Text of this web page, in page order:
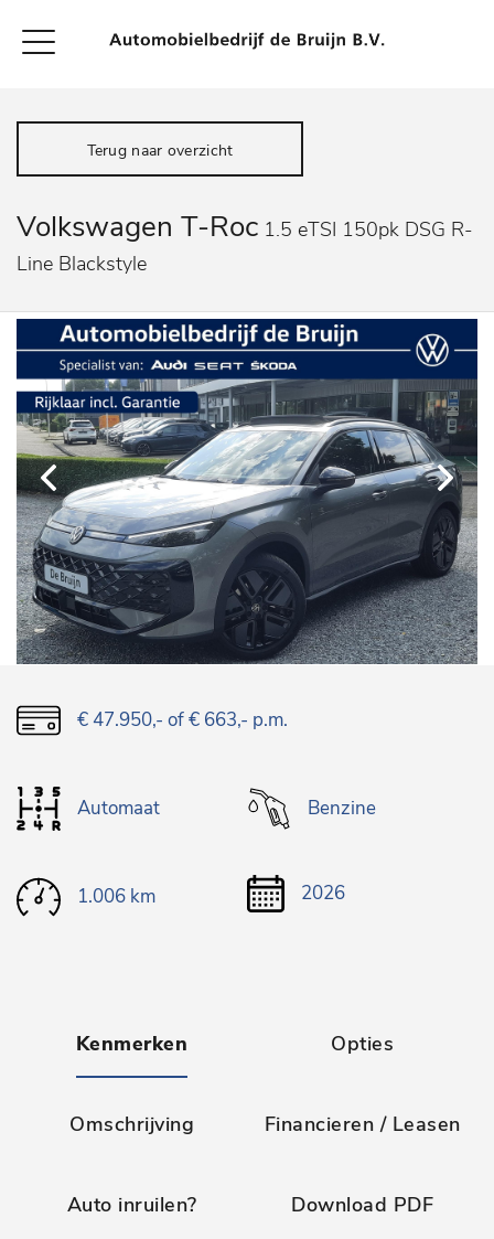
Terug naar overzicht
Volkswagen T-Roc 1.5 eTSI 150pk DSG R-
Line Blackstyle
€ 47.950,- of € 663,- p.m.
Automaat Benzine
1.006 km 2026
Kenmerken Opties
Omschrijving Financieren / Leasen
Auto inruilen? Download PDF